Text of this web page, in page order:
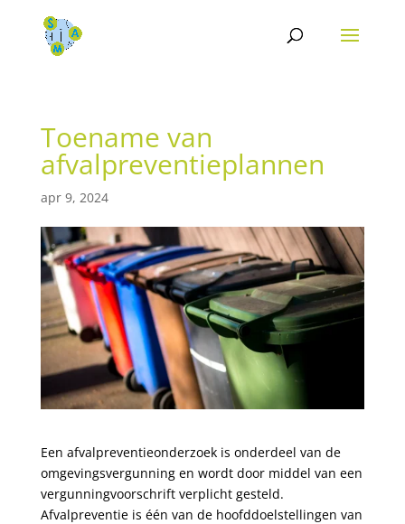
Toename van
afvalpreventieplannen
apr 9, 2024
Een afvalpreventieonderzoek is onderdeel van de
omgevingsvergunning en wordt door middel van een
vergunningvoorschrift verplicht gesteld.
Afvalpreventie is één van de hoofddoelstellingen van